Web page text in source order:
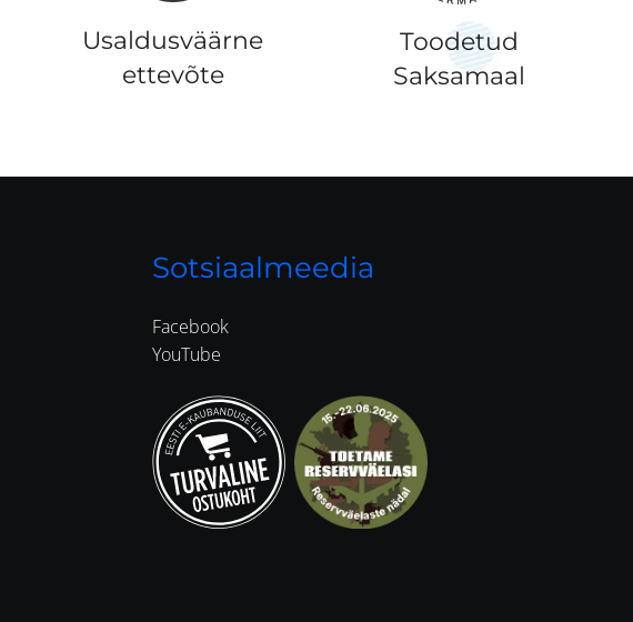
Usaldusväärne
ettevõte
Toodetud
Saksamaal
Sotsiaalmeedia
Facebook
YouTube